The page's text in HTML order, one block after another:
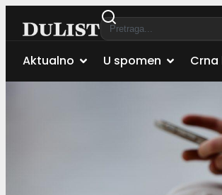
Aktualno U spomen Crna